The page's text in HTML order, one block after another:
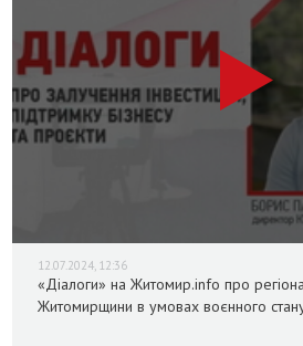
12.07.2024, 12:36
«Діалоги» на Житомир.info про
Житомирщини в умовах воєнного